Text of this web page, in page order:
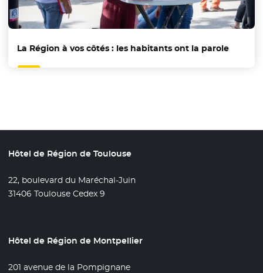
La Région à vos côtés : les habitants ont la parole
Hôtel de Région de Toulouse
22, boulevard du Maréchal-Juin
31406 Toulouse Cedex 9
Hôtel de Région de Montpellier
201 avenue de la Pompignane